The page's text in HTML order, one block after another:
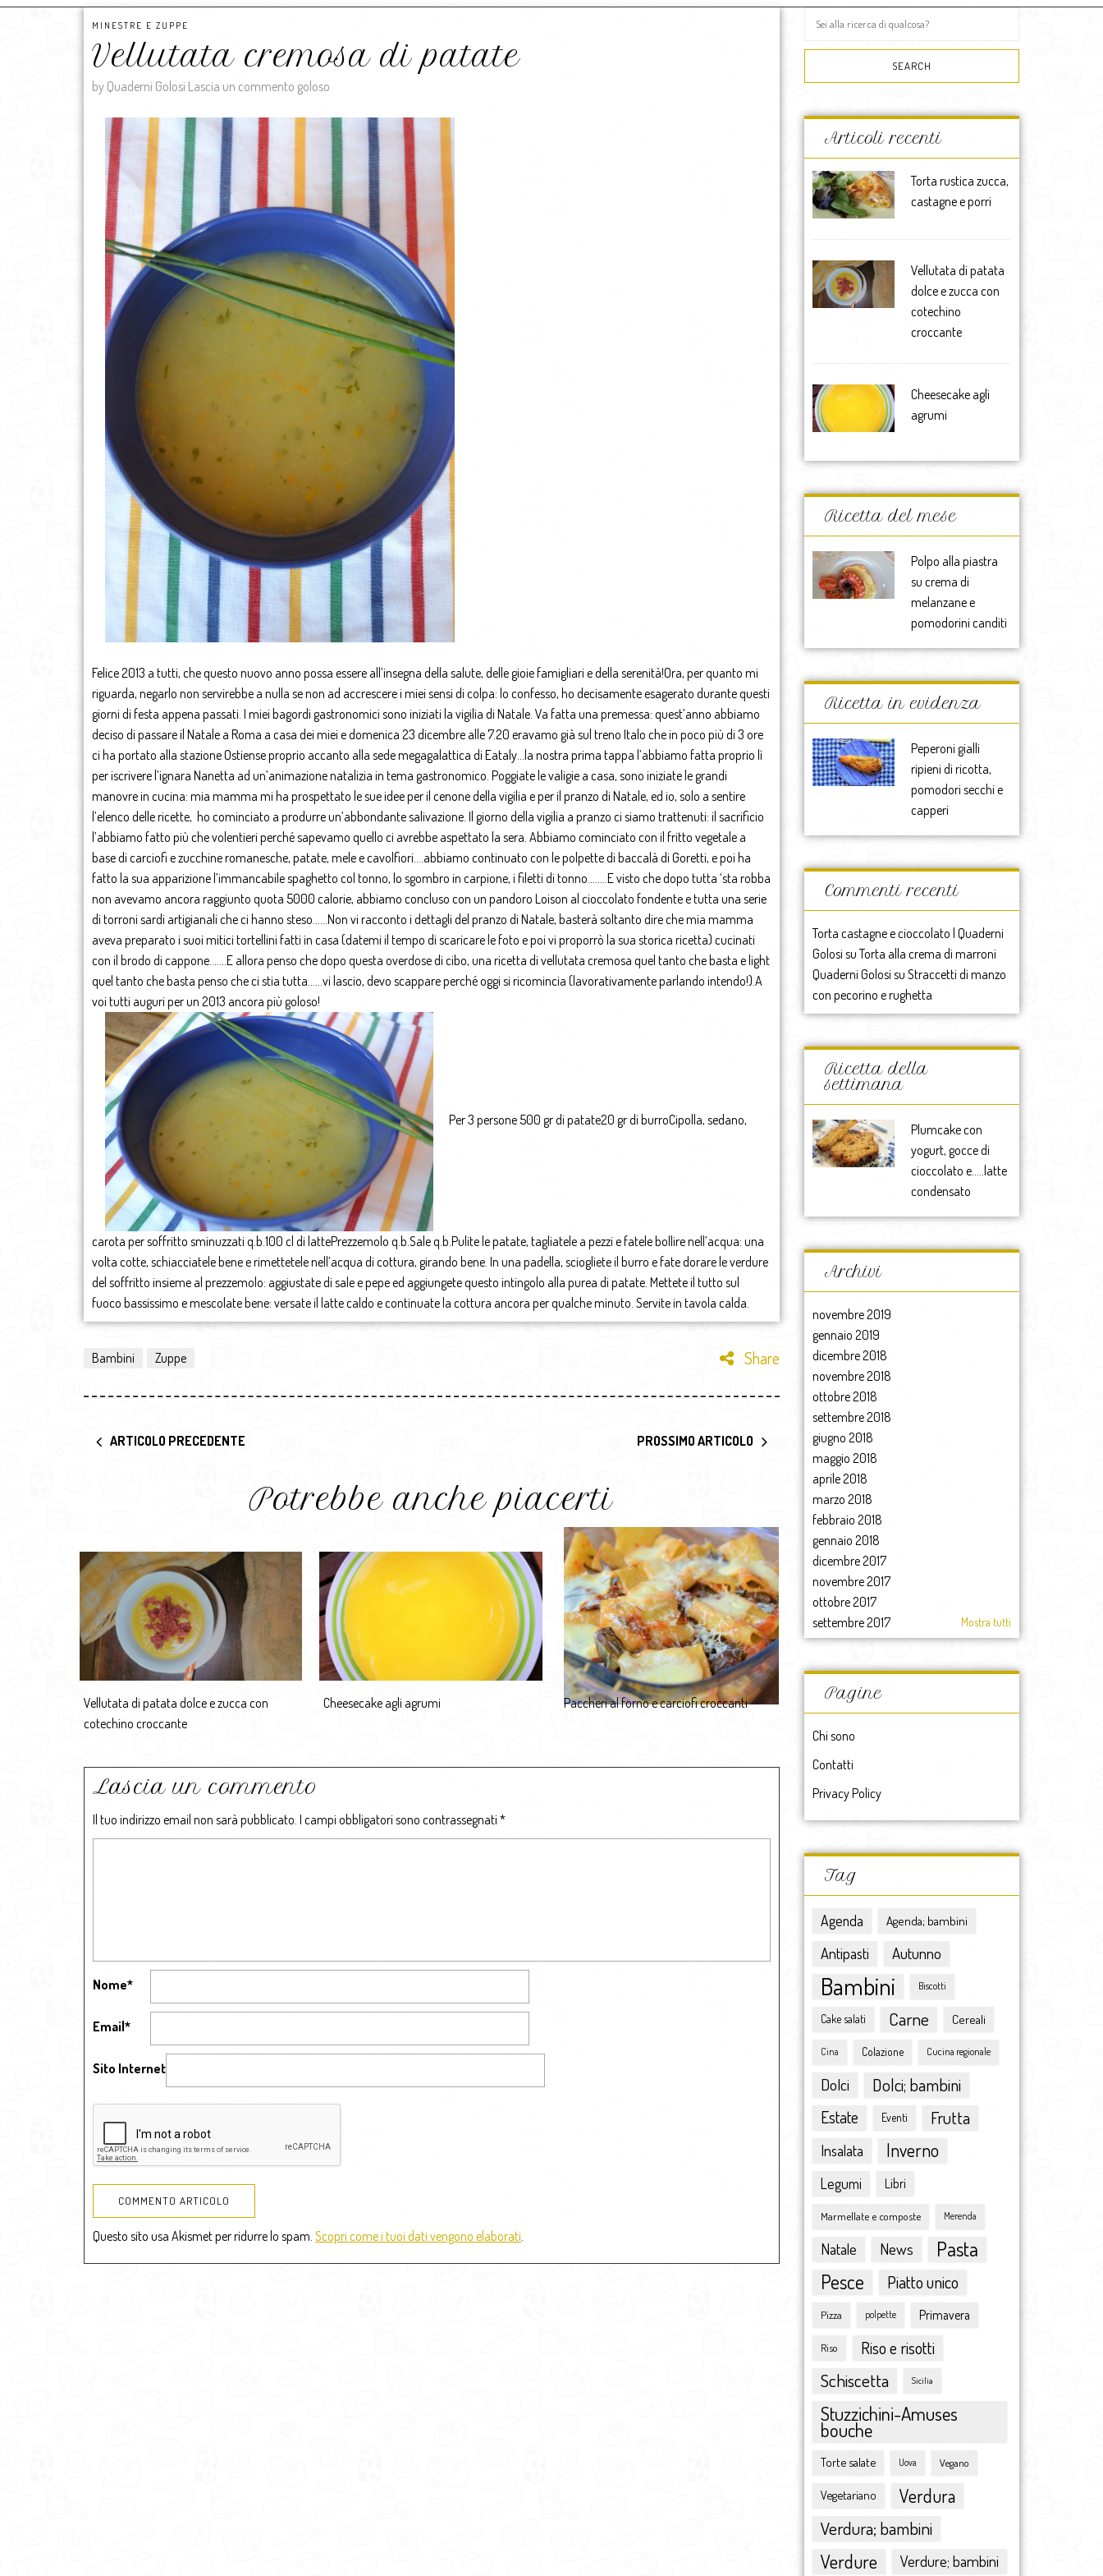
MINESTRE E ZUPPE
Vellutata cremosa di patate
by Quaderni Golosi Lascia un commento goloso
Felice 2013 a tutti, che questo nuovo anno possa essere all’insegna della salute, delle gioie famigliari e della serenità!Ora, per quanto mi
riguarda, negarlo non servirebbe a nulla se non ad accrescere i miei sensi di colpa: lo confesso, ho decisamente esagerato durante questi
giorni di festa appena passati. I miei bagordi gastronomici sono iniziati la vigilia di Natale. Va fatta una premessa: quest’anno abbiamo
deciso di passare il Natale a Roma a casa dei miei e domenica 23 dicembre alle 7.20 eravamo già sul treno Italo che in poco più di 3 ore
ci ha portato alla stazione Ostiense proprio accanto alla sede megagalattica di Eataly…la nostra prima tappa l’abbiamo fatta proprio lì
per iscrivere l’ignara Nanetta ad un’animazione natalizia in tema gastronomico. Poggiate le valigie a casa, sono iniziate le grandi
manovre in cucina: mia mamma mi ha prospettato le sue idee per il cenone della vigilia e per il pranzo di Natale, ed io, solo a sentire
l’elenco delle ricette, ho cominciato a produrre un’abbondante salivazione. Il giorno della vigilia a pranzo ci siamo trattenuti: il sacrificio
l’abbiamo fatto più che volentieri perché sapevamo quello ci avrebbe aspettato la sera. Abbiamo cominciato con il fritto vegetale a
base di carciofi e zucchine romanesche, patate, mele e cavolfiori….abbiamo continuato con le polpette di baccalà di Goretti, e poi ha
fatto la sua apparizione l’immancabile spaghetto col tonno, lo sgombro in carpione, i filetti di tonno……..E visto che dopo tutta ‘sta robba
non avevamo ancora raggiunto quota 5000 calorie, abbiamo concluso con un pandoro Loison al cioccolato fondente e tutta una serie
di torroni sardi artigianali che ci hanno steso……Non vi racconto i dettagli del pranzo di Natale, basterà soltanto dire che mia mamma
aveva preparato i suoi mitici tortellini fatti in casa (datemi il tempo di scaricare le foto e poi vi proporrò la sua storica ricetta) cucinati
con il brodo di cappone…….E allora penso che dopo questa overdose di cibo, una ricetta di vellutata cremosa quel tanto che basta e light
quel tanto che basta penso che ci stia tutta……vi lascio, devo scappare perché oggi si ricomincia (lavorativamente parlando intendo!).A
voi tutti auguri per un 2013 ancora più goloso!
Per 3 persone 500 gr di patate20 gr di burroCipolla, sedano,
carota per soffritto sminuzzati q.b.100 cl di lattePrezzemolo q.b.Sale q.b.Pulite le patate, tagliatele a pezzi e fatele bollire nell’acqua: una
volta cotte, schiacciatele bene e rimettetele nell’acqua di cottura, girando bene. In una padella, sciogliete il burro e fate dorare le verdure
del soffritto insieme al prezzemolo: aggiustate di sale e pepe ed aggiungete questo intingolo alla purea di patate. Mettete il tutto sul
fuoco bassissimo e mescolate bene: versate il latte caldo e continuate la cottura ancora per qualche minuto. Servite in tavola calda.
Bambini Zuppe Share
ARTICOLO PRECEDENTE PROSSIMO ARTICOLO
Potrebbe anche piacerti
Vellutata di patata dolce e zucca con
cotechino croccante
Cheesecake agli agrumi Paccheri al forno e carciofi croccanti
Lascia un commento
Il tuo indirizzo email non sarà pubblicato. I campi obbligatori sono contrassegnati *
Nome*
Email*
Sito Internet
Questo sito usa Akismet per ridurre lo spam. Scopri come i tuoi dati vengono elaborati
Articoli recenti
Torta rustica zucca,
castagne e porri
Vellutata di patata
dolce e zucca con
cotechino
croccante
Cheesecake agli
agrumi
Ricetta del mese
Polpo alla piastra
su crema di
melanzane e
pomodorini canditi
Ricetta in evidenza
Peperoni gialli
ripieni di ricotta,
pomodori secchi e
capperi
Commenti recenti
Torta castagne e cioccolato | Quaderni
Golosi suTorta alla crema di marroni
Quaderni Golosi su Straccetti di manzo
con pecorino e rughetta
Ricetta della
settimana
Plumcake con
yogurt, gocce di
cioccolato e…..latte
condensato
Archivi
novembre 2019
gennaio 2019
dicembre 2018
novembre 2018
ottobre 2018
settembre 2018
giugno 2018
maggio 2018
aprile 2018
marzo 2018
febbraio 2018
gennaio 2018
dicembre 2017
novembre 2017
ottobre 2017
settembre 2017
agosto 2017
luglio 2017
giugno 2017
maggio 2017
marzo 2017
febbraio 2017
gennaio 2017
dicembre 2016
novembre 2016
ottobre 2016
settembre 2016
luglio 2016
giugno 2016
aprile 2016
marzo 2016
gennaio 2016
novembre 2015
ottobre 2015
agosto 2015
luglio 2015
giugno 2015
maggio 2015
marzo 2015
febbraio 2015
dicembre 2014
novembre 2014
settembre 2014
agosto 2014
luglio 2014
maggio 2014
marzo 2014
febbraio 2014
dicembre 2013
Mostra tutti
Pagine
Chi sono
Contatti
Privacy Policy
Tag
Agenda Agenda; bambini
Antipasti Autunno
Bambini Biscotti
Cake salati Carne Cereali
Cina Colazione Cucina regionale
Dolci Dolci; bambini
Estate Eventi Frutta
Insalata Inverno
Legumi Libri
Marmellate e composte Merenda
Natale News
Pasta
Pesce
Piatto unico
Pizza polpette Primavera
Riso Riso e risotti
Schiscetta Sicilia
Stuzzichini-Amuses
bouche
Torte salate Uova Vegano
Vegetariano Verdura
Verdura; bambini
Verdure Verdure; bambini